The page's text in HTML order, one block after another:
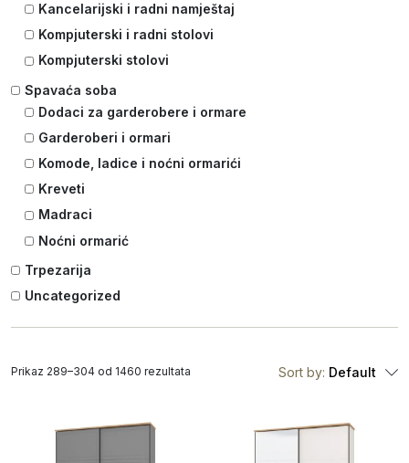
Kancelarijski i radni namještaj
Kompjuterski i radni stolovi
Kompjuterski stolovi
Spavaća soba
Dodaci za garderobere i ormare
Garderoberi i ormari
Komode, ladice i noćni ormarići
Kreveti
Madraci
Noćni ormarić
Trpezarija
Uncategorized
Sort by: Default
Prikaz 289–304 od 1460 rezultata